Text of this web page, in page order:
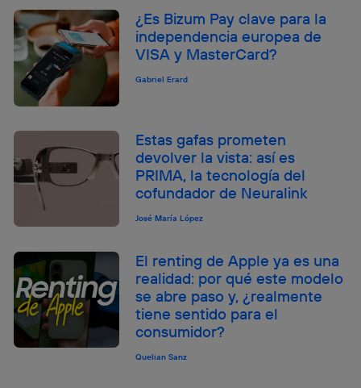
¿Es Bizum Pay clave para la
independencia europea de
VISA y MasterCard?
Gabriel Erard
Estas gafas prometen
devolver la vista: así es
PRIMA, la tecnología del
cofundador de Neuralink
José María López
El renting de Apple ya es una
realidad: por qué este modelo
se abre paso y, ¿realmente
tiene sentido para el
consumidor?
Quelian Sanz